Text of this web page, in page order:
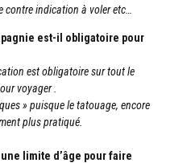
contre indication à voler etc…
est-il obligatoire pour
est obligatoire sur tout le
voyager .
» puisque le tatouage, encore
plus pratiqué.
limite d’âge pour faire